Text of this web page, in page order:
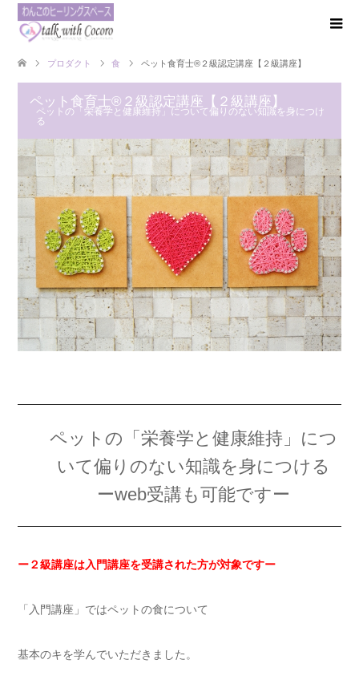
プロダクト 食 ペット食育士®️２級認定講座【２級講座】
ペット食育士®️２級認定講座【２級講座】
ペットの「栄養学と健康維持」について偏りのない知識を身につけ
る
ペットの「栄養学と健康維持」につ
いて偏りのない知識を身につける
ーweb受講も可能ですー
ー２級講座は入門講座を受講された方が対象ですー
「入門講座」ではペットの食について
基本のキを学んでいただきました。